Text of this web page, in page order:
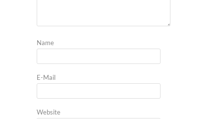
Name
E-Mail
Website